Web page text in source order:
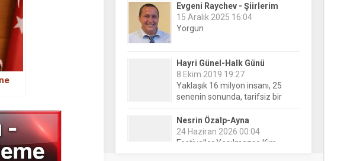
Yorgun
Yaklaşık 16 milyon insanı, 25
senenin sonunda, tarifsiz bir
belirsizliğin ortasına bıraktılar!
Nesrin Özalp-Ayna
Festivaller Yapılmazsa Kim
Kaybeder? Üreticiden Esnafa,
Tansu Bayrakdar-Biz diyoruz